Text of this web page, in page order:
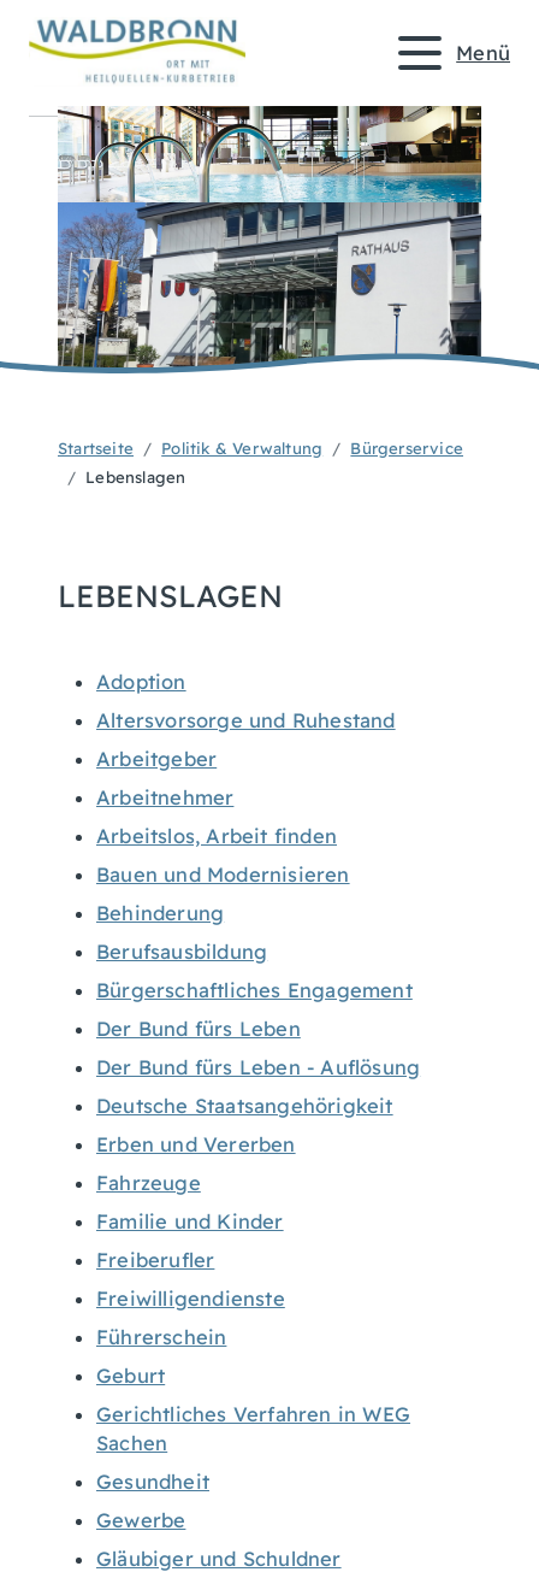
Menü
Startseite Politik & Verwaltung
Bürgerservice
Lebenslagen
LEBENSLAGEN
Adoption
Altersvorsorge und Ruhestand
Arbeitgeber
Arbeitnehmer
Arbeitslos, Arbeit finden
Bauen und Modernisieren
Behinderung
Berufsausbildung
Bürgerschaftliches Engagement
Der Bund fürs Leben
Der Bund fürs Leben - Auflösung
Deutsche Staatsangehörigkeit
Erben und Vererben
Fahrzeuge
Familie und Kinder
Freiberufler
Freiwilligendienste
Führerschein
Geburt
Gerichtliches Verfahren in WEG
Sachen
Gesundheit
Gewerbe
Gläubiger und Schuldner